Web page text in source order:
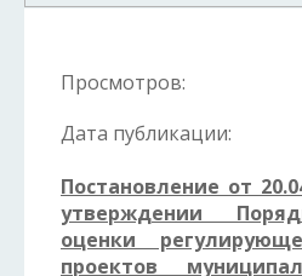
Просмотров:
Дата публикации:
Постановление от
утверждении
оценки
проектов